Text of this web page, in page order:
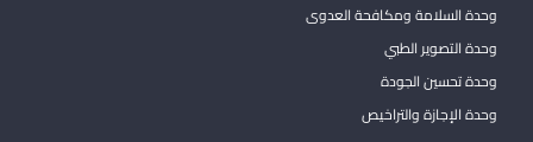
وحدة السلامة ومكافحة العدوى
وحدة التصوير الطبي
وحدة تحسين الجودة
وحدة الإجازة والتراخيص